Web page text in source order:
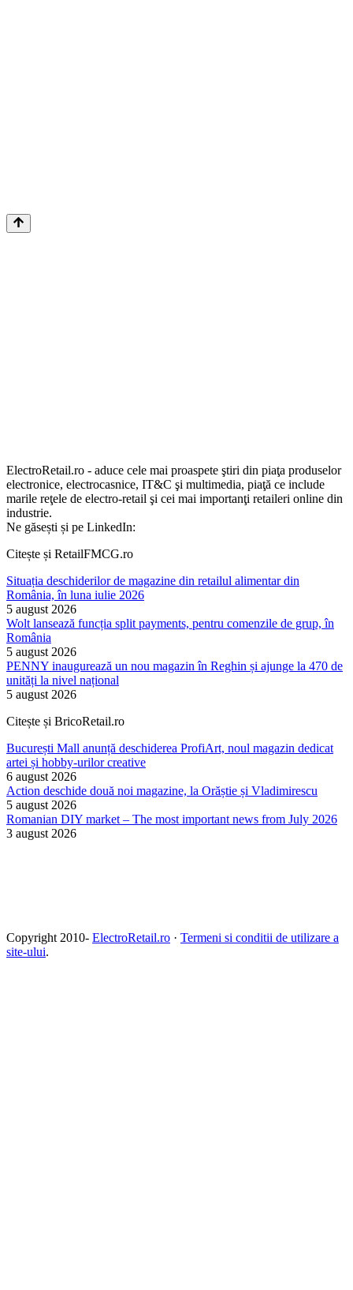
ElectroRetail.ro - aduce cele mai proaspete ştiri din piaţa produselor
electronice, electrocasnice, IT&C şi multimedia, piaţă ce include
marile reţele de electro-retail şi cei mai importanţi retaileri online din
industrie.
Ne găsești și pe LinkedIn:
Citește și RetailFMCG.ro
Situația deschiderilor de magazine din retailul alimentar din
România, în luna iulie 2026
5 august 2026
Wolt lansează funcția split payments, pentru comenzile de grup, în
România
5 august 2026
PENNY inaugurează un nou magazin în Reghin și ajunge la 470 de
unități la nivel național
5 august 2026
Citește și BricoRetail.ro
București Mall anunță deschiderea ProfiArt, noul magazin dedicat
artei și hobby-urilor creative
6 august 2026
Action deschide două noi magazine, la Orăștie și Vladimirescu
5 august 2026
Romanian DIY market – The most important news from July 2026
3 august 2026
Copyright 2010- ElectroRetail.ro · Termeni si conditii de utilizare a
site-ului.